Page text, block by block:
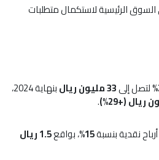
الرئيسية لاستكمال متطلبات
لتصل إلى33 مليون ريال بنهاية 2024،
.
نقدية بنسبة15% ، بواقع 1.5 ريال